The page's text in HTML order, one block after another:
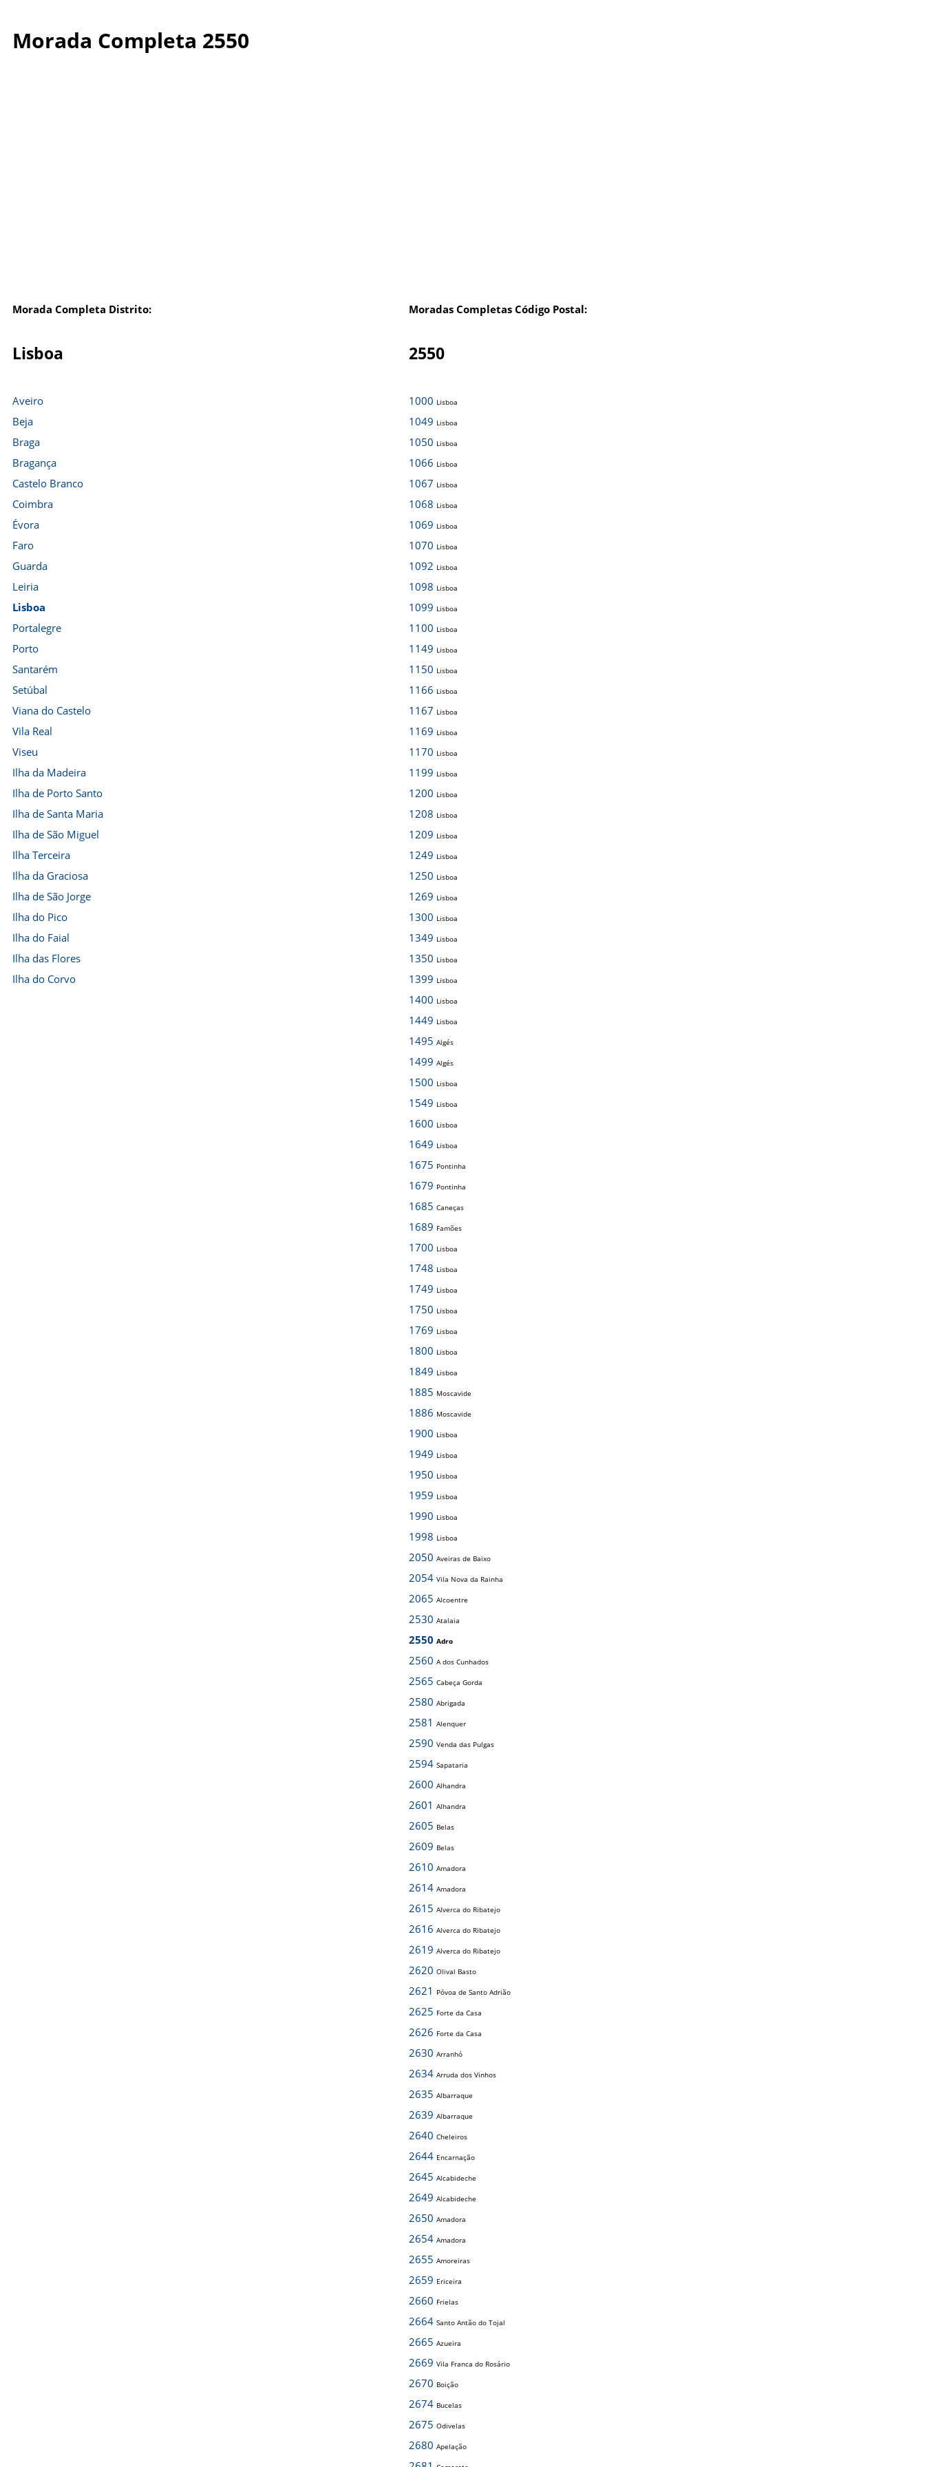
Morada Completa 2550
Morada Completa Distrito: Moradas Completas Código Postal:
Lisboa 2550
Aveiro
Beja
Braga
Bragança
Castelo Branco
Coimbra
Évora
Faro
Guarda
Leiria
Lisboa
Portalegre
Porto
Santarém
Setúbal
Viana do Castelo
Vila Real
Viseu
Ilha da Madeira
Ilha de Porto Santo
Ilha de Santa Maria
Ilha de São Miguel
Ilha Terceira
Ilha da Graciosa
Ilha de São Jorge
Ilha do Pico
Ilha do Faial
Ilha das Flores
Ilha do Corvo
1000 Lisboa
1049 Lisboa
1050 Lisboa
1066 Lisboa
1067 Lisboa
1068 Lisboa
1069 Lisboa
1070 Lisboa
1092 Lisboa
1098 Lisboa
1099 Lisboa
1100 Lisboa
1149 Lisboa
1150 Lisboa
1166 Lisboa
1167 Lisboa
1169 Lisboa
1170 Lisboa
1199 Lisboa
1200 Lisboa
1208 Lisboa
1209 Lisboa
1249 Lisboa
1250 Lisboa
1269 Lisboa
1300 Lisboa
1349 Lisboa
1350 Lisboa
1399 Lisboa
1400 Lisboa
1449 Lisboa
1495 Algés
1499 Algés
1500 Lisboa
1549 Lisboa
1600 Lisboa
1649 Lisboa
1675 Pontinha
1679 Pontinha
1685 Caneças
1689 Famões
1700 Lisboa
1748 Lisboa
1749 Lisboa
1750 Lisboa
1769 Lisboa
1800 Lisboa
1849 Lisboa
1885 Moscavide
1886 Moscavide
1900 Lisboa
1949 Lisboa
1950 Lisboa
1959 Lisboa
1990 Lisboa
1998 Lisboa
2050 Aveiras de Baixo
2054 Vila Nova da Rainha
2065 Alcoentre
2530 Atalaia
2550 Adro
2560 A dos Cunhados
2565 Cabeça Gorda
2580 Abrigada
2581 Alenquer
2590 Venda das Pulgas
2594 Sapataria
2600 Alhandra
2601 Alhandra
2605 Belas
2609 Belas
2610 Amadora
2614 Amadora
2615 Alverca do Ribatejo
2616 Alverca do Ribatejo
2619 Alverca do Ribatejo
2620 Olival Basto
2621 Póvoa de Santo Adrião
2625 Forte da Casa
2626 Forte da Casa
2630 Arranhó
2634 Arruda dos Vinhos
2635 Albarraque
2639 Albarraque
2640 Cheleiros
2644 Encarnação
2645 Alcabideche
2649 Alcabideche
2650 Amadora
2654 Amadora
2655 Amoreiras
2659 Ericeira
2660 Frielas
2664 Santo Antão do Tojal
2665 Azueira
2669 Vila Franca do Rosário
2670 Boição
2674 Bucelas
2675 Odivelas
2680 Apelação